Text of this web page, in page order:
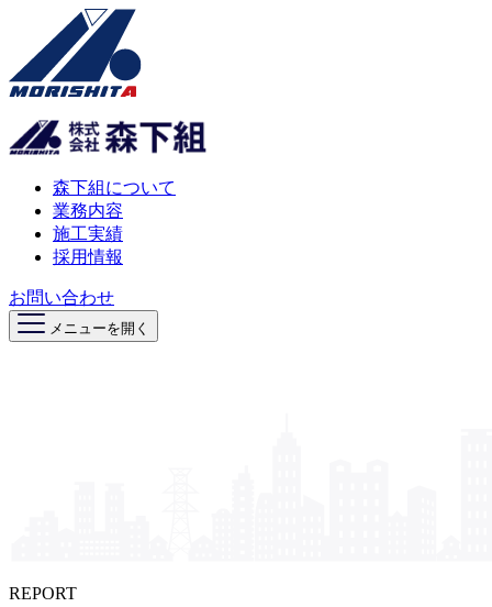
森下組について
業務内容
施工実績
採用情報
お問い合わせ
メニューを開く
REPORT